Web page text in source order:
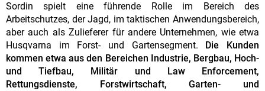
Sordin spielt eine führende Rolle im Bereich des
Arbeitschutzes, der Jagd, im taktischen Anwendungsbereich,
aber auch als Zulieferer für andere Unternehmen, wie etwa
Husqvarna im Forst- und Gartensegment.
Die Kunden
kommen etwa aus den Bereichen Industrie, Bergbau, Hoch-
und Tiefbau, Militär und Law Enforcement,
Rettungsdienste, Forstwirtschaft, Garten- und